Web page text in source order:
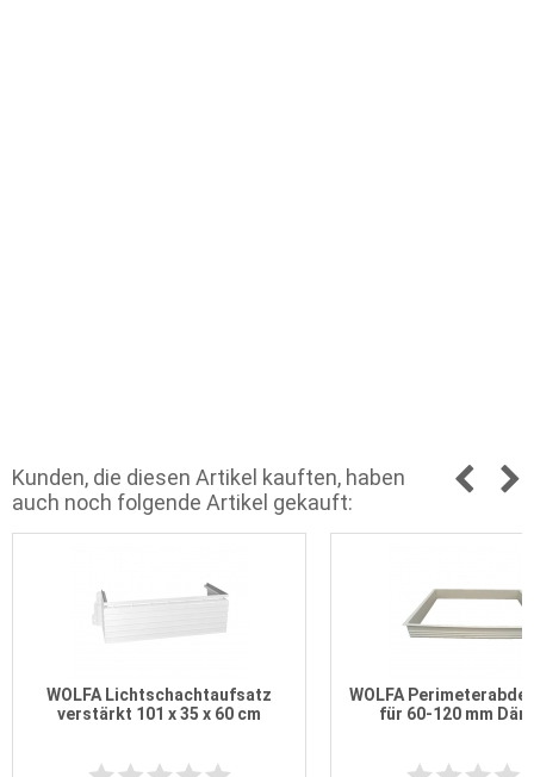
Kunden, die diesen Artikel kauften, haben
auch noch folgende Artikel gekauft:
WOLFA Lichtschachtaufsatz
verstärkt 101 x 35 x 60 cm
WOLFA
für 60-120 mm